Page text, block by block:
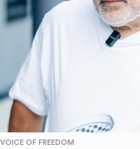
VOICE OF FREEDOM